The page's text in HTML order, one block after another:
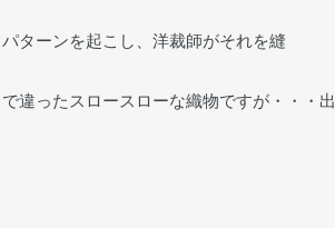
ターンを起こし、洋裁師がそれを縫
違ったスロースローな織物ですが・・・出